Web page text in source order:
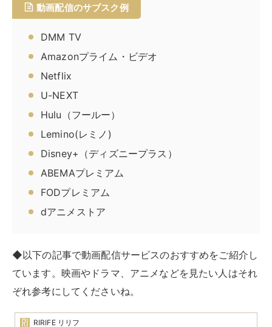
となりました。通勤・通学の合間や、家でリラックスした時間に映画やア
RIRIFE リリフ
肢が豊富で、自分の視聴スタイルに合ったサービスをみつけることが重...
作品数が多いのは？
かし、世の中には数多くのサービスがあるなかで、どれを選べばよいのか
電子書籍・雑誌
漫画・雑誌・小説などをスマホやタブレットなどで読め